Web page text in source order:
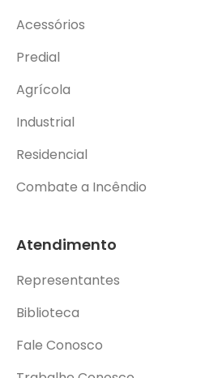
Acessórios
Predial
Agrícola
Industrial
Residencial
Combate a Incêndio
Atendimento
Representantes
Biblioteca
Fale Conosco